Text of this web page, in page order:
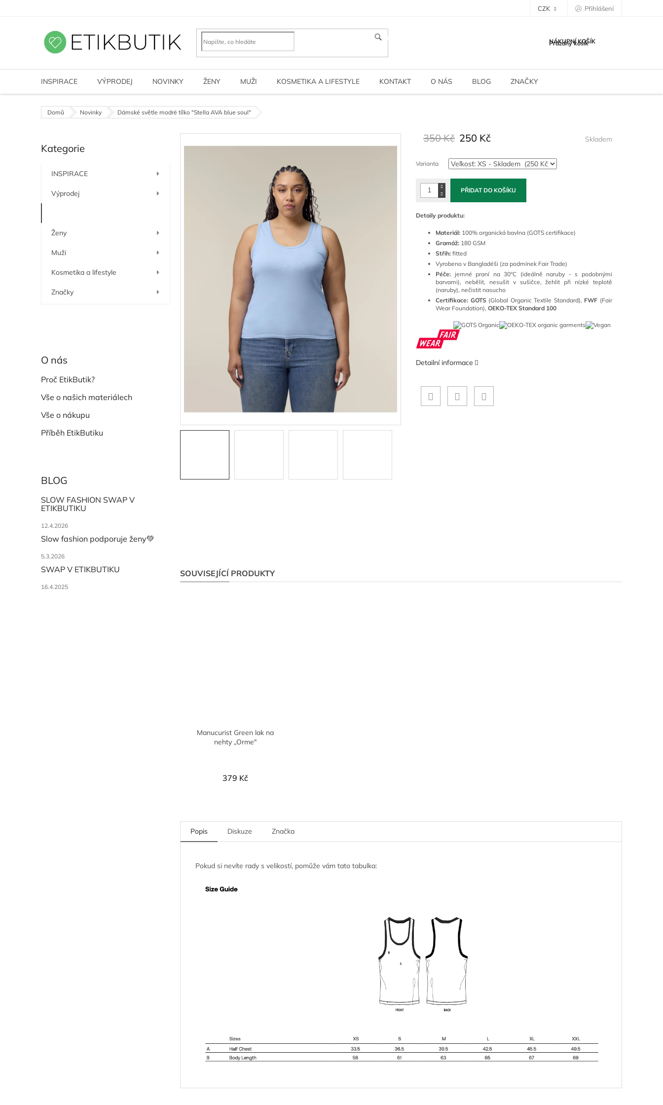
CZK Přihlášení
HLEDAT NÁKUPNÍ KOŠÍK
Prázdný košík
INSPIRACE VÝPRODEJ NOVINKY ŽENY MUŽI KOSMETIKA A LIFESTYLE KONTAKT O NÁS BLOG ZNAČKY
Domů Novinky Dámské světle modré tílko "Stella AVA blue soul"
o
n
í
Přeskočit
kategorie
Kategorie
INSPIRACE
Výprodej
Ženy
Muži
Kosmetika a lifestyle
Značky
O nás
Proč EtikButik?
Vše o našich materiálech
Vše o nákupu
Příběh EtikButiku
BLOG
SLOW FASHION SWAP V
ETIKBUTIKU
12.4.2026
Slow fashion podporuje ženy💚
5.3.2026
SWAP V ETIKBUTIKU
16.4.2025
350 Kč 250 Kč
cena:
Skladem
Varianta
PŘIDAT DO KOŠÍKU
Detaily produktu:
Materiál: 100% organická bavlna (GOTS certifikace)
Gramáž: 180 GSM
Střih: fitted
Vyrobeno v Bangladéši (za podmínek Fair Trade)
Péče: jemné praní na 30°C (ideálně naruby - s podobnými
barvami), nebělit, nesušit v sušičce, žehlit při nízké teplotě
(naruby), nečistit nasucho
Certifikace: GOTS(Global Organic Textile Standard), FWF (Fair
Wear Foundation), OEKO-TEX Standard 100
Detailní informace
SOUVISEJÍCÍ PRODUKTY
Manucurist Green lak na
nehty „Orme"
379 Kč
Popis Diskuze Značka
Pokud si nevíte rady s velikostí, pomůže vám tato tabulka: